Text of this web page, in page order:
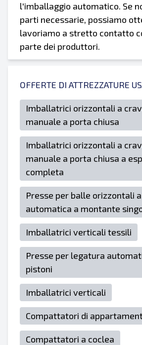
l'imballaggio automatico. Se
parti necessarie, possiamo
lavoriamo a stretto contatto
parte dei produttori.
OFFERTE DI ATTREZZATURE
Imballatrici orizzontali a
manuale a porta chiusa
Imballatrici orizzontali a
manuale a porta chiusa a
completa
Presse per balle orizzontali
automatica a montante
Imballatrici verticali tessili
Presse per legatura
pistoni
Imballatrici verticali
Compattatori di
Compattatori a coclea